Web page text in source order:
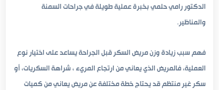
الدكتور رامي حلمي بخبرة عملية طويلة في جراحات السمنة
والمناظير.
فهم سبب زيادة وزن مريض السكر قبل الجراحة يساعد على اختيار نوع
العملية، فالمريض الذي يعاني من ارتجاع المريء ، شراهة السكريات، أو
سكر غير منتظم قد يحتاج خطة مختلفة عن مريض يعاني من كميات